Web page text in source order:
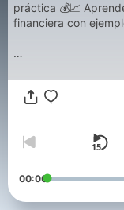
práctica 💰📈
financiera con
#finanzas #dinero
#presupuesto
#negocios
Conviértete en un
https://
-6771602/support.
00:00